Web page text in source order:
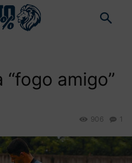
amigo”
1
906